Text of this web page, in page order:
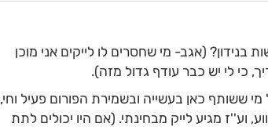
בנידון? (אגב- מי שחסרים לו לייקים אני מוכן
כי לי יש כבר עודף גדול מזה).
מי ששותף כאן בעשייה ובשמירת הפורום פעיל וחי,
וע''ז מגיע לייק מבחינתי. (אם היו יכולים לתת